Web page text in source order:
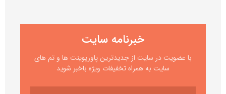
خبرنامه سایت
با عضویت در سایت از جدیدترین پاورپوینت ها و تم های
سایت به همراه تخفیفات ویژه باخبر شوید